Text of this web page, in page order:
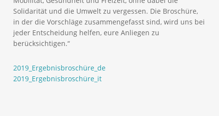
Solidarität und die Umwelt zu vergessen. Die Broschüre,
in der die Vorschläge zusammengefasst sind, wird uns bei
jeder Entscheidung helfen, eure Anliegen zu
berücksichtigen.“
2019_Ergebnisbroschüre_de
2019_Ergebnisbroschüre_it